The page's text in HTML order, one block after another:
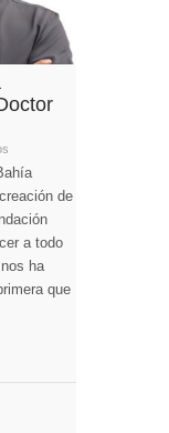
de
a todo
ha
que